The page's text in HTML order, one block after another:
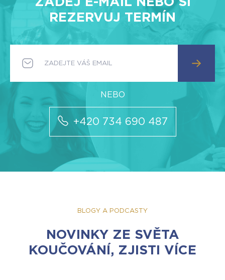
REZERVUJ TERMÍN
+420 734 690 487
BLOGY A PODCASTY
NOVINKY ZE SVĚTA
KOUČOVÁNÍ, ZJISTI VÍCE